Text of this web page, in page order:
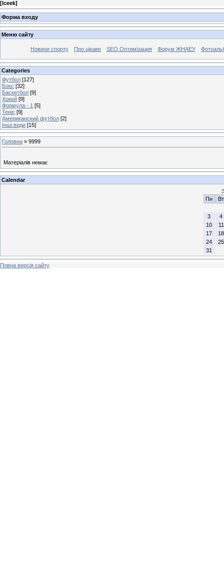
[Iceek]
Форма входу
Меню сайту
Новини спорту Про цікаве SEO Оптимізация Форум ЖНАЕУ
Categories
Футбол [127]
Бокс [32]
Баскетбол [9]
Хокей [9]
Формула - 1 [5]
Теніс [9]
Американский футбол [2]
Інші види [15]
Головна » 9999
Матеріалів немає
Calendar
«
Пн
Вт
3
4
10
11
17
18
24
25
31
Повна версія сайту